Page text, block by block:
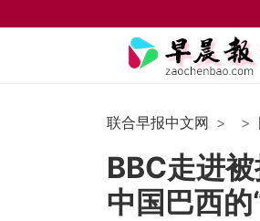
联合早报中文网
BBC走进
中国巴西的